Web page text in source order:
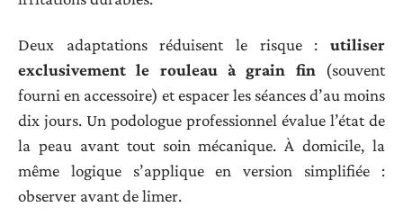
Deux adaptations réduisent le risque : utiliser
exclusivement le rouleau à grain fin (souvent
fourni en accessoire) et espacer les séances d’au moins
dix jours. Un podologue professionnel évalue l’état de
la peau avant tout soin mécanique. À domicile, la
même logique s’applique en version simplifiée :
observer avant de limer.